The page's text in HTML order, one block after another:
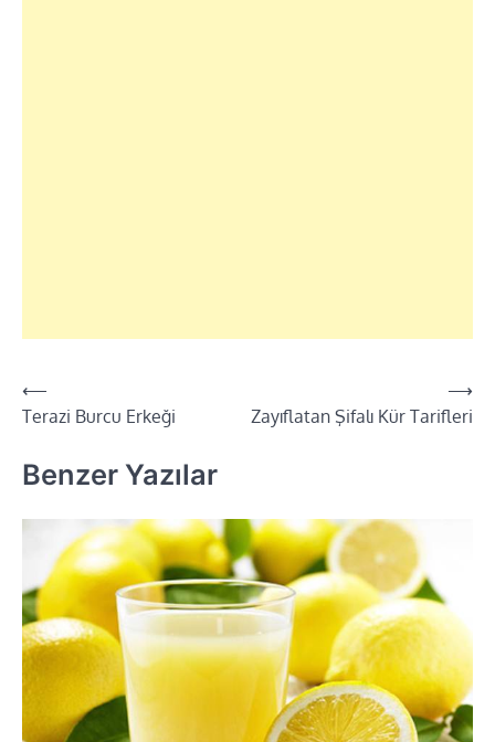
Yazı
dolaşımı
⟵
Terazi Burcu Erkeği
Zayıflatan Şifalı Kür Tarifleri
⟶
Benzer Yazılar